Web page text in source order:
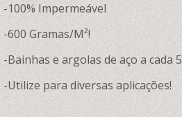
-100% Impermeável
-600 Gramas/M²!
-Bainhas e argolas de aço a cada
-Utilize para diversas aplicações!